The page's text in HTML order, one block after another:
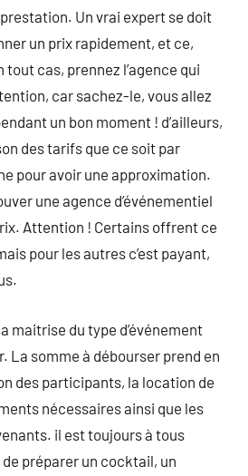
Un vrai expert se doit
un prix rapidement, et ce,
cas, prennez l’agence qui
car sachez-le, vous allez
un bon moment ! d’ailleurs,
des tarifs que ce soit par
pour avoir une approximation.
une agence d’événementiel
Attention ! Certains offrent ce
pour les autres c’est payant,
maitrise du type d’événement
La somme à débourser prend en
des participants, la location de
nécessaires ainsi que les
il est toujours à tous
préparer un cocktail, un